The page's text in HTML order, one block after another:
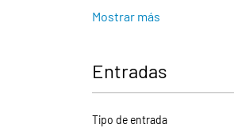
Mostrar más
Entradas
Tipo de entrada